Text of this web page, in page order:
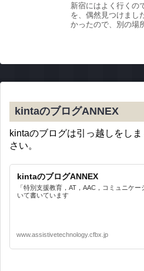
新宿にはよく行くの
を、偶然見つけまし
かったので、別の場
kintaのブログANNEX
kintaのブログは引っ越しをし
さい。
kintaのブログANNEX
「特別支援教育，AT，AAC，コミュニケ
いて書いています
www.assistivetechnology.cfbx.jp